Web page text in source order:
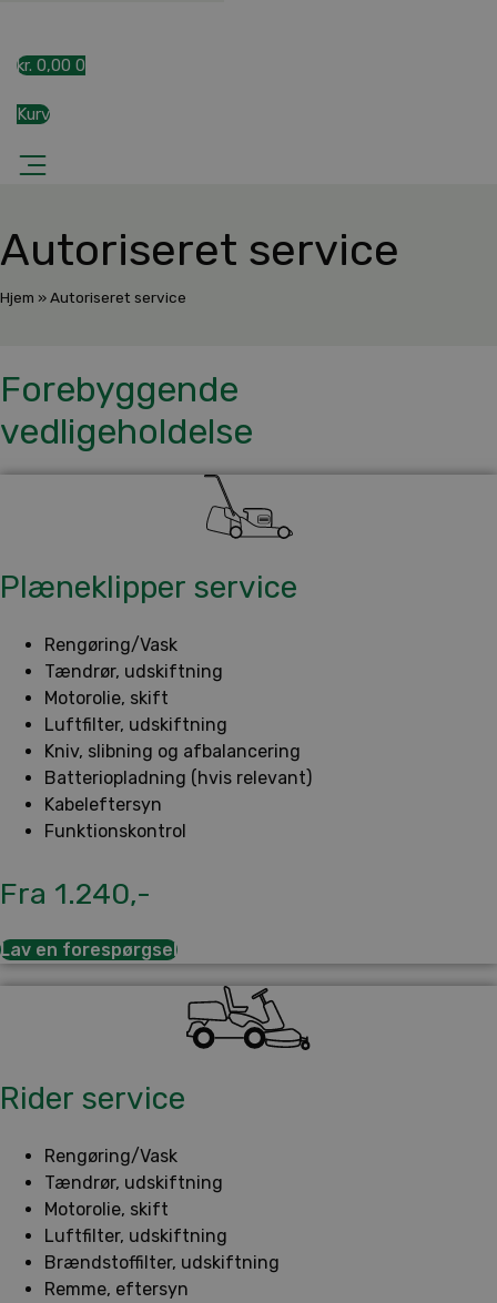
kr. 0,00 0
Kurv
Autoriseret service
Hjem »Autoriseret service
Forebyggende
vedligeholdelse
Plæneklipper service
Rengøring/Vask
Tændrør, udskiftning
Motorolie, skift
Luftfilter, udskiftning
Kniv, slibning og afbalancering
Batteriopladning (hvis relevant)
Kabeleftersyn
Funktionskontrol
Fra 1.240,-
Lav en forespørgsel
Rider service
Rengøring/Vask
Tændrør, udskiftning
Motorolie, skift
Luftfilter, udskiftning
Brændstoffilter, udskiftning
Remme, eftersyn